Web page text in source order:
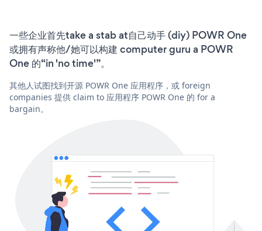
一些企业首先take a stab at自己动手 (diy) POWR One
或拥有声称他/她可以构建 computer guru a POWR
One 的“in 'no time'”。
其他人试图找到开源 POWR One 应用程序，或 foreign
companies 提供 claim to 应用程序 POWR One 的 for a
bargain。